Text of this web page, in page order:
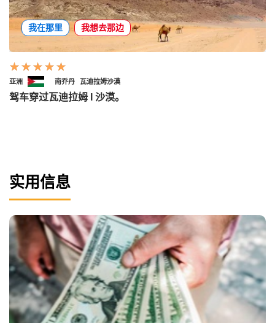
我在那里 我想去那边
亚洲 南乔丹 瓦迪拉姆沙漠
驾车穿过瓦迪拉姆 I 沙漠。
实用信息